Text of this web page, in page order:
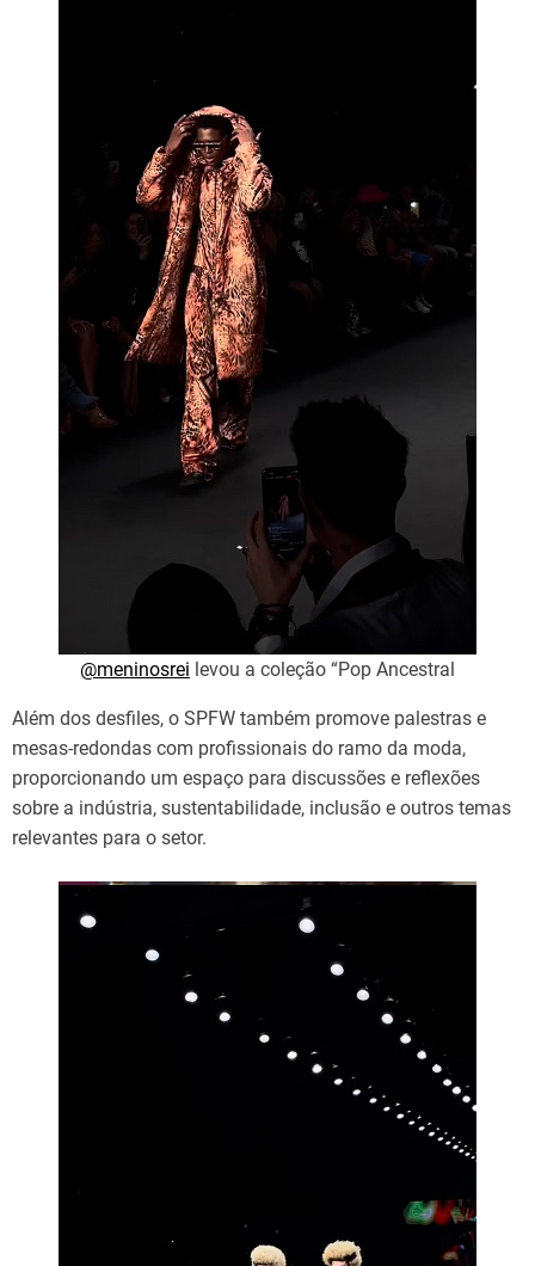
@meninosrei levou a coleção “Pop Ancestral
Além dos desfiles, o SPFW também promove palestras e
mesas-redondas com profissionais do ramo da moda,
proporcionando um espaço para discussões e reflexões
sobre a indústria, sustentabilidade, inclusão e outros temas
relevantes para o setor.